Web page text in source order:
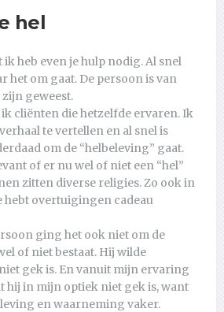
hel
ik heb even je hulp nodig. Al snel
het om gaat. De persoon is van
geweest.
cliënten die hetzelfde ervaren. Ik
te vertellen en al snel is
om de “helbeleving” gaat.
of er nu wel of niet een “hel”
zitten diverse religies. Zo ook in
hebt overtuigingen cadeau
ging het ook niet om de
of niet bestaat. Hij wilde
gek is. En vanuit mijn ervaring
hij in mijn optiek niet gek is, want
en waarneming vaker.